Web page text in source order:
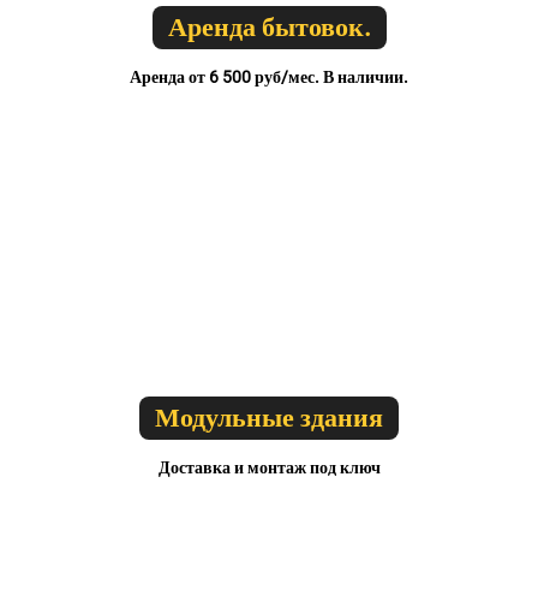
Аренда бытовок.
Аренда от 6 500 руб/мес. В наличии.
Модульные здания
Доставка и монтаж под ключ